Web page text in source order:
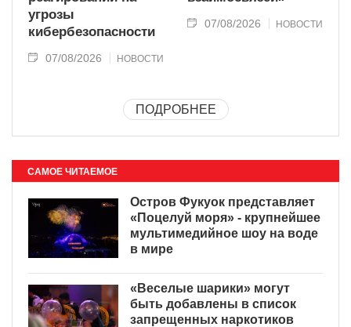
угрозы
кибербезопасности
07/08/2026 НОВОСТИ
07/08/2026 НОВОСТИ
ПОДРОБНЕЕ
САМОЕ ЧИТАЕМОЕ
Остров Фукуок представляет
«Поцелуй моря» - крупнейшее
мультимедийное шоу на воде
в мире
«Веселые шарики» могут
быть добавлены в список
запрещенных наркотиков